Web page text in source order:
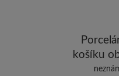
košíku